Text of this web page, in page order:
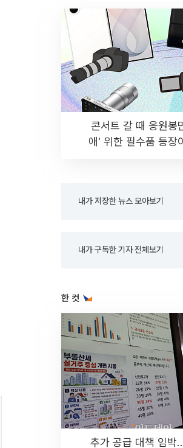
콘서트 갈 때 응원봉
애' 위한 필수품 등장
내가 저장한 뉴스 모아보기
내가 구독한 기자 전체보기
한 컷
추가 공급 대책 임박